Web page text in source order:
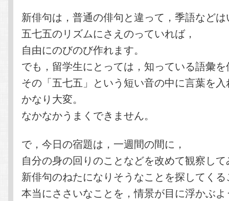
移
動
動
新俳句は，普通の俳句と違って，季語など
五七五のリズムにさえのっていれば，
自由にのびのび作れます。
でも，留学生にとっては，知っている語彙
その「五七五」という短い音の中に言葉を
かなり大変。
なかなかうまくできません。
で，今日の宿題は，一週間の間に，
自分の身の回りのことなどを改めて観察し
新俳句のねたになりそうなことを探してく
本当にささいなことを，情景が目に浮かぶよ